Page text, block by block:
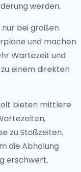
werden.
bei großen
und machen
Wartezeit und
einem direkten
bieten mittlere
zu Stoßzeiten.
die Abholung
erschwert.